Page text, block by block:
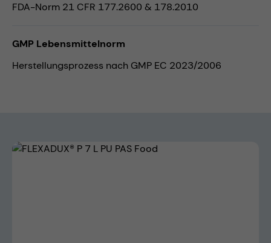
FDA-Norm 21 CFR 177.2600 & 178.2010
GMP Lebensmittelnorm
Herstellungsprozess nach GMP EC 2023/2006
Bildergalerie überspringen